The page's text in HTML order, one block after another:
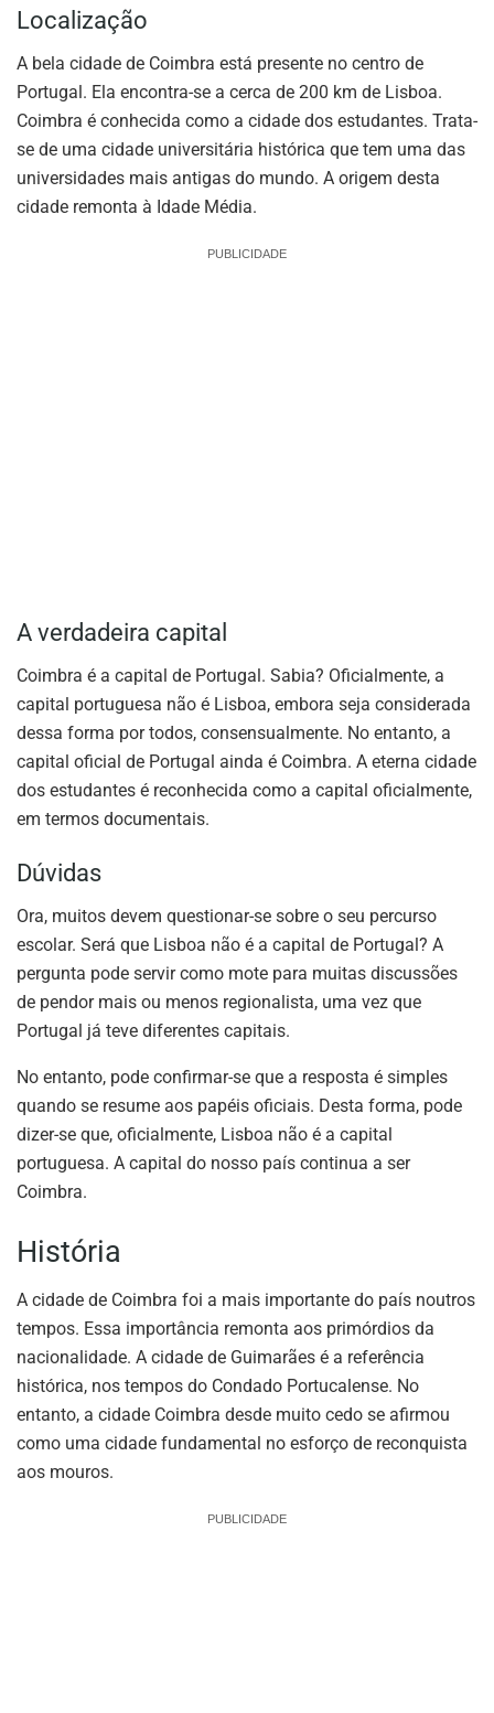
Localização
A bela cidade de Coimbra está presente no centro de
Portugal. Ela encontra-se a cerca de 200 km de Lisboa.
Coimbra é conhecida como a cidade dos estudantes. Trata-
se de uma cidade universitária histórica que tem uma das
universidades mais antigas do mundo. A origem desta
cidade remonta à Idade Média.
PUBLICIDADE
A verdadeira capital
Coimbra é a capital de Portugal. Sabia? Oficialmente, a
capital portuguesa não é Lisboa, embora seja considerada
dessa forma por todos, consensualmente. No entanto, a
capital oficial de Portugal ainda é Coimbra. A eterna cidade
dos estudantes é reconhecida como a capital oficialmente,
em termos documentais.
Dúvidas
Ora, muitos devem questionar-se sobre o seu percurso
escolar. Será que Lisboa não é a capital de Portugal? A
pergunta pode servir como mote para muitas discussões
de pendor mais ou menos regionalista, uma vez que
Portugal já teve diferentes capitais.
No entanto, pode confirmar-se que a resposta é simples
quando se resume aos papéis oficiais. Desta forma, pode
dizer-se que, oficialmente, Lisboa não é a capital
portuguesa. A capital do nosso país continua a ser
Coimbra.
História
A cidade de Coimbra foi a mais importante do país noutros
tempos. Essa importância remonta aos primórdios da
nacionalidade. A cidade de Guimarães é a referência
histórica, nos tempos do Condado Portucalense. No
entanto, a cidade Coimbra desde muito cedo se afirmou
como uma cidade fundamental no esforço de reconquista
aos mouros.
PUBLICIDADE